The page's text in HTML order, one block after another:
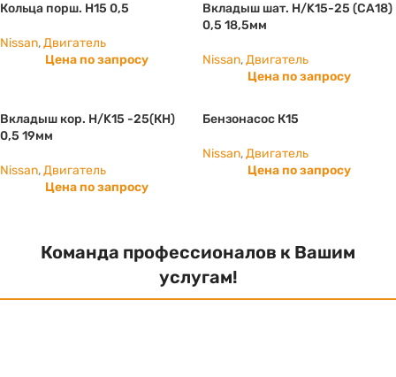
Кольца порш. H15 0,5
Nissan,Двигатель
Цена по запросу
Вкладыш шат. Н/K15-25 (СА18)
0,5 18,5мм
Nissan,Двигатель
Цена по запросу
Вкладыш кор. Н/K15 -25(КН)
0,5 19мм
Nissan,Двигатель
Цена по запросу
Бензонасос К15
Nissan,Двигатель
Цена по запросу
Команда профессионалов к Вашим
услугам!